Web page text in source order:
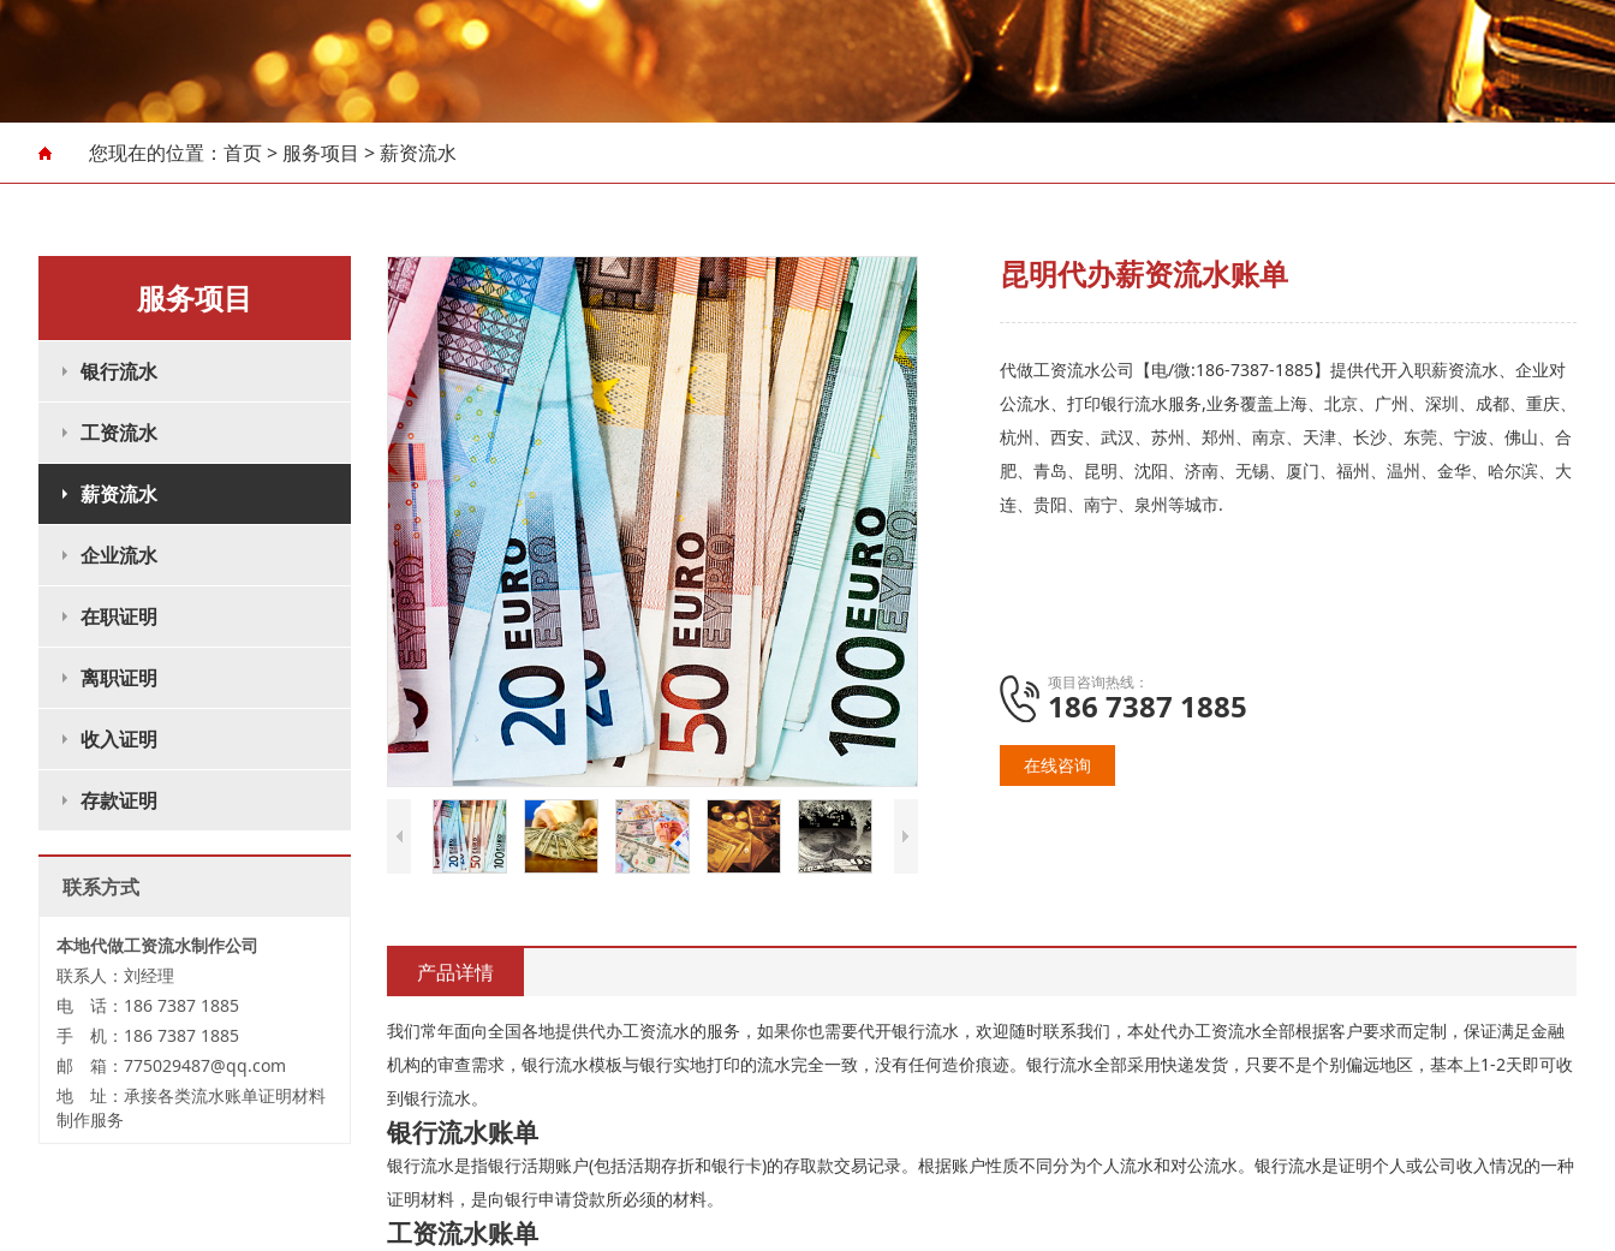
存款证明
您现在的位置： 首页> 服务项目 >薪资流水
服务项目
银行流水
工资流水
薪资流水
企业流水
在职证明
离职证明
收入证明
存款证明
联系方式
本地代做工资流水制作公司
联系人：刘经理
电 话：186 7387 1885
手 机：186 7387 1885
邮 箱：775029487@qq.com
地 址：承接各类流水账单证明材料
制作服务
昆明代办薪资流水账单
代做工资流水公司【电/微:186-7387-1885】提供代开入职薪资流水、企业对
公流水、打印银行流水服务,业务覆盖上海、北京、广州、深圳、成都、重庆、
杭州、西安、武汉、苏州、郑州、南京、天津、长沙、东莞、宁波、佛山、合
肥、青岛、昆明、沈阳、济南、无锡、厦门、福州、温州、金华、哈尔滨、大
连、贵阳、南宁、泉州等城市.
项目咨询热线：
186 7387 1885
在线咨询
产品详情
我们常年面向全国各地提供代办工资流水的服务，如果你也需要代开银行流水，欢迎随时联系我们，本处代办工资流水全部根据客户要求而定制，保证满足金融
机构的审查需求，银行流水模板与银行实地打印的流水完全一致，没有任何造价痕迹。银行流水全部采用快递发货，只要不是个别偏远地区，基本上1-2天即可收
到银行流水。
银行流水账单
银行流水是指银行活期账户(包括活期存折和银行卡)的存取款交易记录。根据账户性质不同分为个人流水和对公流水。银行流水是证明个人或公司收入情况的一种
证明材料，是向银行申请贷款所必须的材料。
工资流水账单